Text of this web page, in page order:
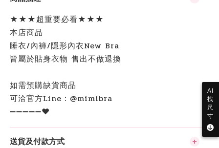
★★★超重要必看★★★
本店商品
睡衣/內褲/隱形內衣New Bra
皆屬於貼身衣物 售出不做退換
如需預購缺貨商品
可洽官方Line：@mimibra
➖➖➖➖➖❤️
送貨及付款方式
AI
找
尺
寸